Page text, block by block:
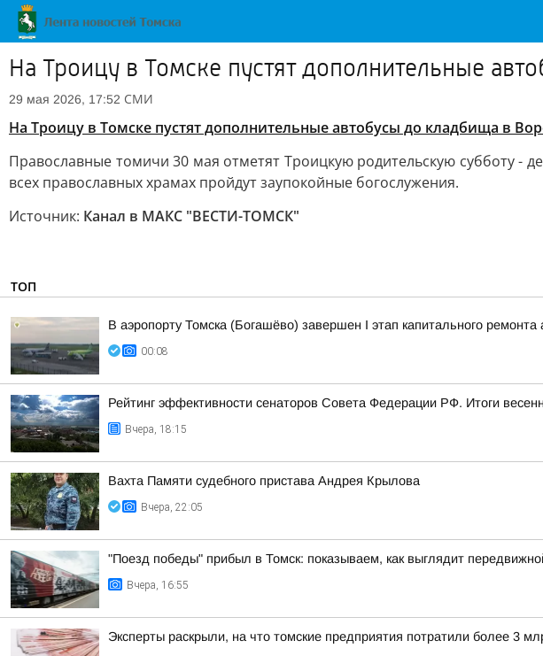
На Троицу в Томске пустят дополнительные
29 мая 2026, 17:52 СМИ
На Троицу в Томске пустят дополнительные автобусы до кладбища в
Православные томичи 30 мая отметят Троицкую родительскую субботу -
всех православных храмах пройдут заупокойные богослужения.
Источник: Канал в МАКС "ВЕСТИ-ТОМСК"
ТОП
В аэропорту Томска (Богашёво) завершен I этап капитального ремонта
00:08
Рейтинг эффективности сенаторов Совета Федерации РФ. Итоги
Вчера, 18:15
Вахта Памяти судебного пристава Андрея Крылова
Вчера, 22:05
"Поезд победы" прибыл в Томск: показываем, как выглядит
Вчера, 16:55
Эксперты раскрыли, на что томские предприятия потратили более 3